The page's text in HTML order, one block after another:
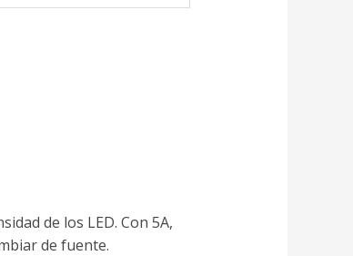
de los LED. Con 5A,
de fuente.